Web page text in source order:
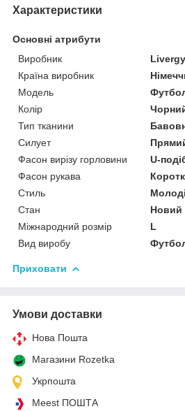
Характеристики
Основні атрибути
Виробник
Livergy
Країна виробник
Модель
Колір
Тип тканини
Силует
Фасон вирізу горловини
U-
Фасон рукава
Стиль
Стан
Новий
Міжнародний розмір
L
Вид виробу
Приховати
Умови доставки
Нова Пошта
Магазини Rozetka
Укрпошта
Meest ПОШТА